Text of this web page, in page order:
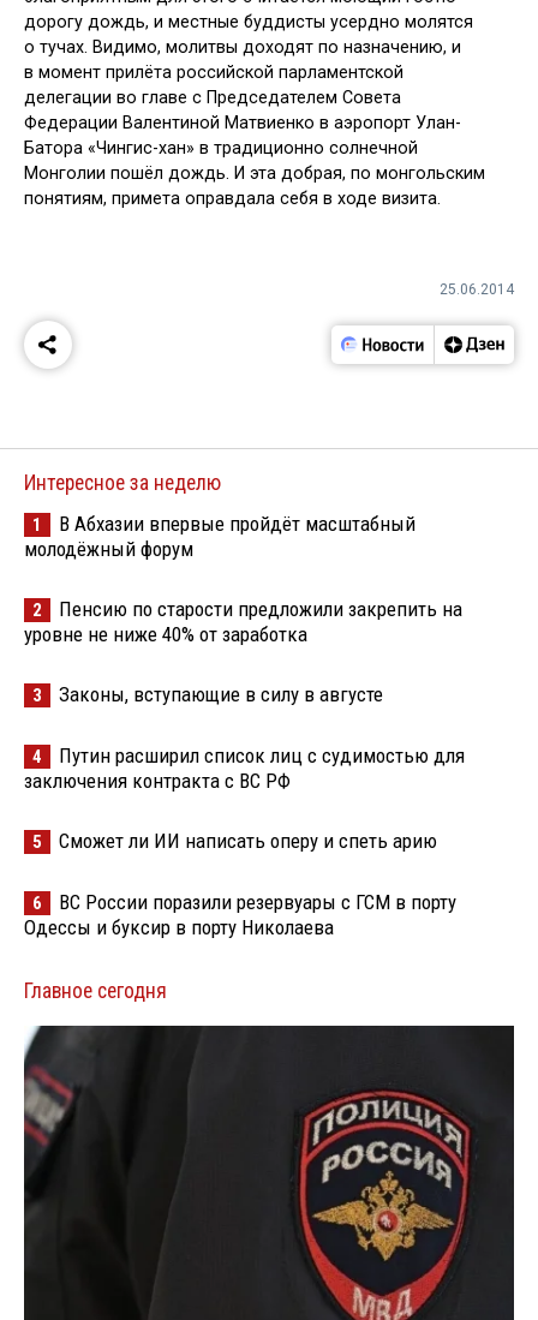
дорогу дождь, и местные буддисты усердно молятся
о тучах. Видимо, молитвы доходят по назначению, и
в момент прилёта российской парламентской
делегации во главе с Председателем Совета
Федерации Валентиной Матвиенко в аэропорт Улан-
Батора «Чингис-хан» в традиционно солнечной
Монголии пошёл дождь. И эта добрая, по монгольским
понятиям, примета оправдала себя в ходе визита.
25.06.2014
Интересное за неделю
1
В Абхазии впервые пройдёт масштабный
молодёжный форум
2
Пенсию по старости предложили закрепить на
уровне не ниже 40% от заработка
3 Законы, вступающие в силу в августе
4
Путин расширил список лиц с судимостью для
заключения контракта с ВС РФ
5 Сможет ли ИИ написать оперу и спеть арию
6
ВС России поразили резервуары с ГСМ в порту
Одессы и буксир в порту Николаева
Главное сегодня